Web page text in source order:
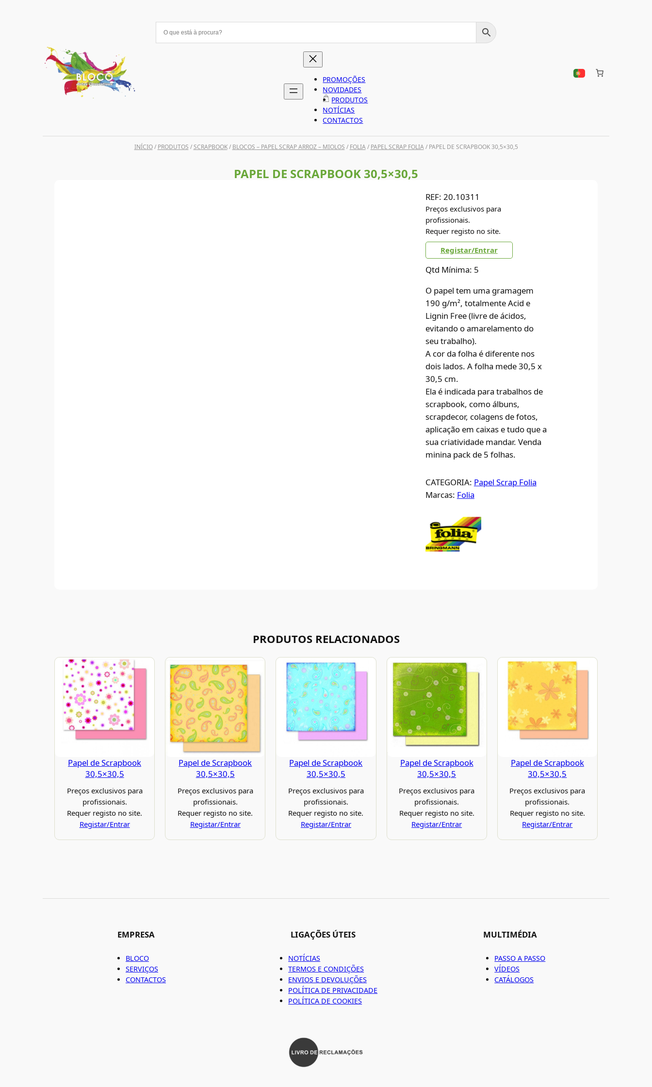
PROMOÇÕES
NOVIDADES
PRODUTOS
NOTÍCIAS
CONTACTOS
INÍCIO/ PRODUTOS /SCRAPBOOK/ BLOCOS – PAPEL SCRAP ARROZ – MIOLOS / FOLIA/ PAPEL SCRAP FOLIA/ PAPEL DE SCRAPBOOK 30,5×30,5
PAPEL DE SCRAPBOOK 30,5×30,5
REF: 20.10311
Preços exclusivos para
profissionais.
Requer registo no site.
Registar/Entrar
Qtd Mínima: 5
O papel tem uma gramagem
190 g/m², totalmente Acid e
Lignin Free (livre de ácidos,
evitando o amarelamento do
seu trabalho).
A cor da folha é diferente nos
dois lados. A folha mede 30,5 x
30,5 cm.
Ela é indicada para trabalhos de
scrapbook, como álbuns,
scrapdecor, colagens de fotos,
aplicação em caixas e tudo que a
sua criatividade mandar. Venda
minina pack de 5 folhas.
CATEGORIA: Papel Scrap Folia
Marcas: Folia
PRODUTOS RELACIONADOS
Papel de Scrapbook
30,5×30,5
Preços exclusivos para
profissionais.
Requer registo no site.
Registar/Entrar
Papel de Scrapbook
30,5×30,5
Preços exclusivos para
profissionais.
Requer registo no site.
Registar/Entrar
Papel de Scrapbook
30,5×30,5
Preços exclusivos para
profissionais.
Requer registo no site.
Registar/Entrar
Papel de Scrapbook
30,5×30,5
Preços exclusivos para
profissionais.
Requer registo no site.
Registar/Entrar
Papel de Scrapbook
30,5×30,5
Preços exclusivos para
profissionais.
Requer registo no site.
Registar/Entrar
EMPRESA
BLOCO
SERVIÇOS
CONTACTOS
LIGAÇÕES ÚTEIS
NOTÍCIAS
TERMOS E CONDIÇÕES
ENVIOS E DEVOLUÇÕES
POLÍTICA DE PRIVACIDADE
POLÍTICA DE COOKIES
MULTIMÉDIA
PASSO A PASSO
VÍDEOS
CATÁLOGOS